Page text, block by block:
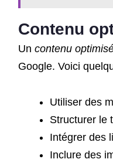
Contenu
Un contenu
Google. Voici
Utiliser des
Structurer le
Intégrer des
Inclure des